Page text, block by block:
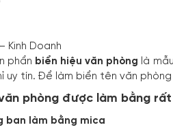
Kinh Doanh
phẩn biển hiệu văn phòng là
uy tín. Để làm biển tên văn
phòng được làm bằng
ban làm bằng mica